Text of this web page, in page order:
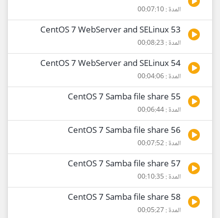
المدة : 00:07:10
53 CentOS 7 WebServer and SELinux
المدة : 00:08:23
54 CentOS 7 WebServer and SELinux
المدة : 00:04:06
55 CentOS 7 Samba file share
المدة : 00:06:44
56 CentOS 7 Samba file share
المدة : 00:07:52
57 CentOS 7 Samba file share
المدة : 00:10:35
58 CentOS 7 Samba file share
المدة : 00:05:27